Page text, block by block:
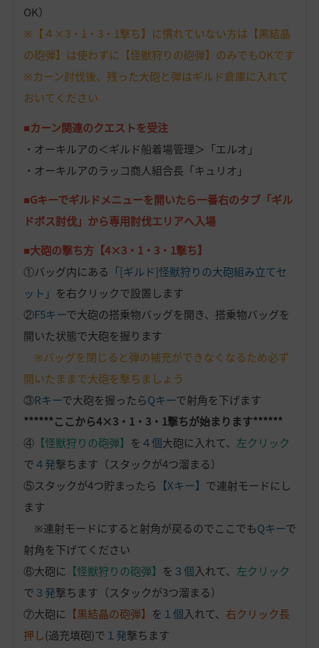
OK）
※【４×3・1・3・1撃ち】に慣れていない方は【黒結晶
の砲弾】は使わずに【怪獣狩りの砲弾】のみでもOKです
※カーン討伐後、残った大砲と弾はギルド倉庫に入れて
おいてください
■カーン関連のクエストを受注
・オーキルアの＜ギルド船着場管理＞「エルオ」
・オーキルアのラッコ商人組合長「キュリオ」
■Gキーでギルドメニューを開いたら一番右のタブ「ギル
ドボス討伐」から専用討伐エリアへ入場
■大砲の撃ち方【4×3・1・3・1撃ち】
①バッグ内にある 「[ギルド]怪獣狩りの大砲組み立てセ
ット」 を右クリックで設置します
②F5キーで大砲の搭乗物バッグを開き、搭乗物バッグを
開いた状態で大砲を握ります
※バッグを閉じると弾の補充ができなくなるため必ず
開いたままで大砲を撃ちましょう
③Rキーで大砲を握ったらQキーで射角を下げます
******ここから4×3・1・3・1撃ちが始まります******
④【怪獣狩りの砲弾】 を ４個大砲に入れて、 左クリック
で４発撃ちます（スタックが4つ溜まる）
⑤スタックが4つ貯まったら 【Xキー】 で連射モードにし
ます
※連射モードにすると射角が戻るのでここでもQキーで
射角を下げてください
⑥大砲に 【怪獣狩りの砲弾】 を ３個入れて、 左クリック
で ３発撃ちます（スタックが3つ溜まる）
⑦大砲に 【黒結晶の砲弾】 を １個入れて、 右クリック長
押し(過充填砲)で １発撃ちます